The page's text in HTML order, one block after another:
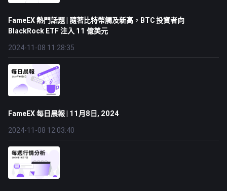
FameEX 熱門話題 | 隨著比特幣觸及新高，BTC 投資者向
BlackRock ETF 注入 11 億美元
2024-11-08 11:28:35
FameEX 每日晨報 | 11月8日, 2024
2024-11-08 12:03:40